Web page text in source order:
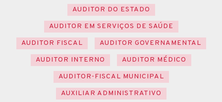
AUDITOR DO ESTADO
AUDITOR EM SERVIÇOS DE SAÚDE
AUDITOR FISCAL
AUDITOR GOVERNAMENTAL
AUDITOR INTERNO
AUDITOR MÉDICO
AUDITOR-FISCAL MUNICIPAL
AUXILIAR ADMINISTRATIVO